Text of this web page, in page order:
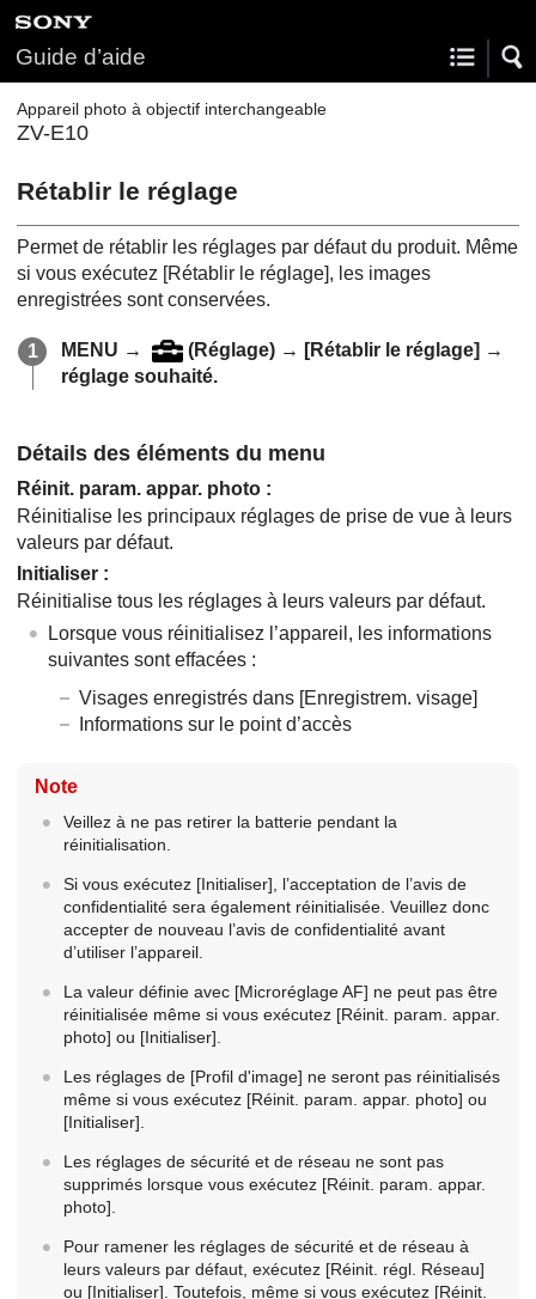
Guide d’aide
Appareil photo à objectif interchangeable
ZV-E10
Rétablir le réglage
Permet de rétablir les réglages par défaut du produit. Même
si vous exécutez [Rétablir le réglage], les images
enregistrées sont conservées.
MENU → (Réglage) → [Rétablir le réglage] →
réglage souhaité.
Détails des éléments du menu
Réinit. param. appar. photo :
Réinitialise les principaux réglages de prise de vue à leurs
valeurs par défaut.
Initialiser :
Réinitialise tous les réglages à leurs valeurs par défaut.
Lorsque vous réinitialisez l’appareil, les informations
suivantes sont effacées :
Visages enregistrés dans [Enregistrem. visage]
Informations sur le point d’accès
Note
Veillez à ne pas retirer la batterie pendant la
réinitialisation.
Si vous exécutez [Initialiser] , l’acceptation de l’avis de
confidentialité sera également réinitialisée. Veuillez donc
accepter de nouveau l’avis de confidentialité avant
d’utiliser l’appareil.
La valeur définie avec [Microréglage AF] ne peut pas être
réinitialisée même si vous exécutez [Réinit. param. appar.
photo] ou [Initialiser]
Les réglages de [Profil d'image] ne seront pas réinitialisés
même si vous exécutez [Réinit. param. appar. photo] ou
[Initialiser]
Les réglages de sécurité et de réseau ne sont pas
supprimés lorsque vous exécutez [Réinit. param. appar.
photo]
Pour ramener les réglages de sécurité et de réseau à
leurs valeurs par défaut, exécutez [Réinit. régl. Réseau]
ou [Initialiser] . Toutefois, même si vous exécutez [Réinit.